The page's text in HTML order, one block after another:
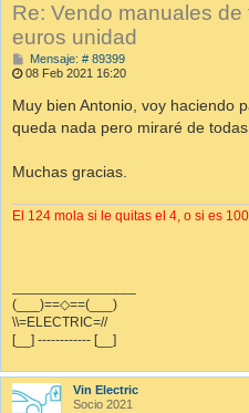
Re: Vendo manuales
euros unidad
Mensaje: # 89399M
e
s
j
08 Feb 2021 16:20
Muy bien Antonio, voy haciendo
queda nada pero miraré de
Muchas gracias.
El 124 mola si le quitas el 4, o si es
(___)==◇==(___)
\\=ELECTRIC=//
[__] ------------ [__]
Vin Electric
Socio 2021